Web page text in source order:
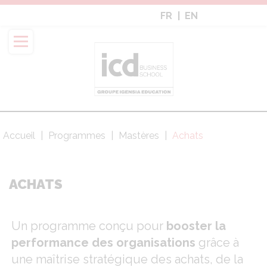
Aller
contenu
principal
FR EN
Fil
Accueil Programmes Mastères Achats
ACHATS
Un programme conçu pour booster la
performance des organisations grâce à
une maîtrise stratégique des achats, de la